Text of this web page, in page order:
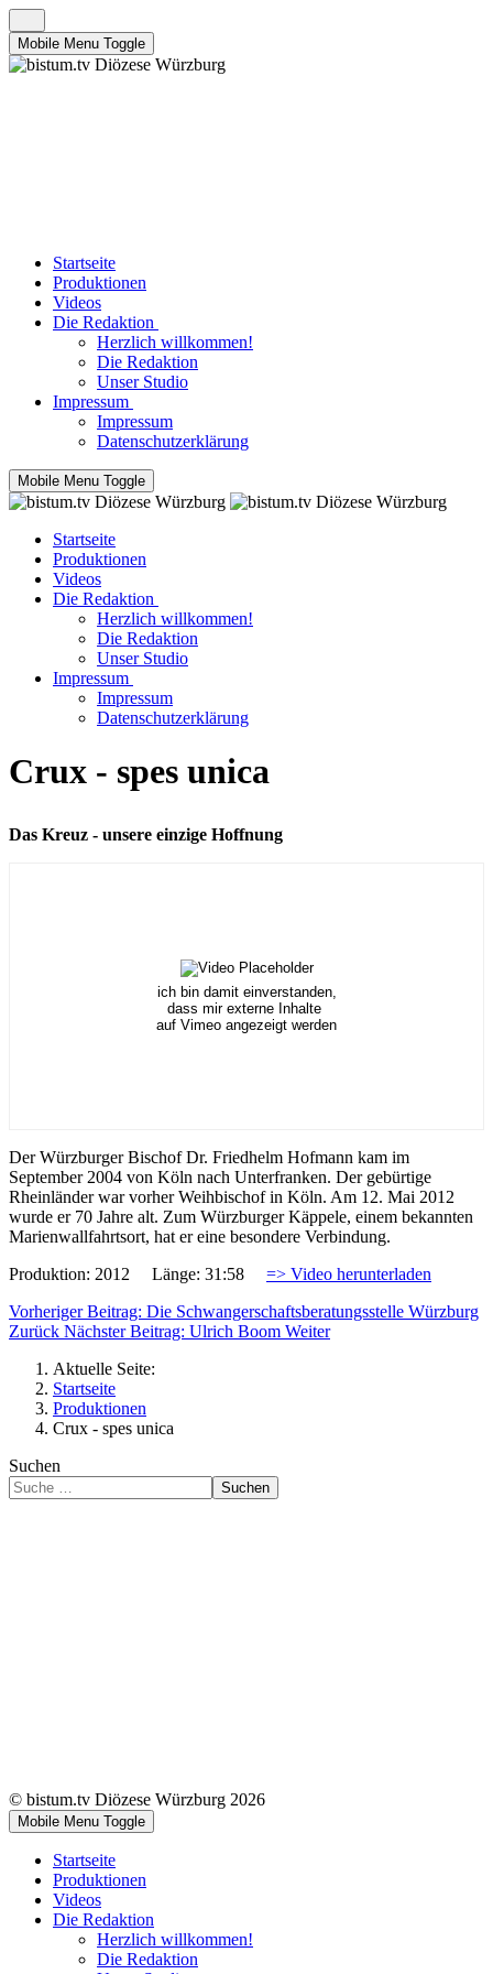
Mobile Menu Toggle
Startseite
Produktionen
Videos
Die Redaktion
Herzlich willkommen!
Die Redaktion
Unser Studio
Impressum
Impressum
Datenschutzerklärung
Mobile Menu Toggle
Startseite
Produktionen
Videos
Die Redaktion
Herzlich willkommen!
Die Redaktion
Unser Studio
Impressum
Impressum
Datenschutzerklärung
Crux - spes unica
Das Kreuz - unsere einzige Hoffnung
ich bin damit einverstanden,
dass mir externe Inhalte
auf Vimeo angezeigt werden
Der Würzburger Bischof Dr. Friedhelm Hofmann kam im
September 2004 von Köln nach Unterfranken. Der gebürtige
Rheinländer war vorher Weihbischof in Köln. Am 12. Mai 2012
wurde er 70 Jahre alt. Zum Würzburger Käppele, einem bekannten
Marienwallfahrtsort, hat er eine besondere Verbindung.
Produktion: 2012 Länge: 31:58 => Video herunterladen
Vorheriger Beitrag: Die Schwangerschaftsberatungsstelle Würzburg
Zurück Nächster Beitrag: Ulrich Boom Weiter
Aktuelle Seite:
Startseite
Produktionen
Crux - spes unica
Suchen
Suchen
© bistum.tv Diözese Würzburg 2026
Mobile Menu Toggle
Startseite
Produktionen
Videos
Die Redaktion
Herzlich willkommen!
Die Redaktion